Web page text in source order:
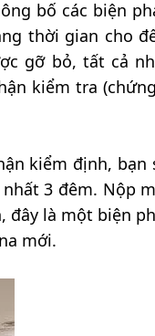
bố các biện
thời gian cho
gỡ bỏ, tất cả
kiểm tra
kiểm định,
3 đêm. Nộp
đây là một biện
mới.